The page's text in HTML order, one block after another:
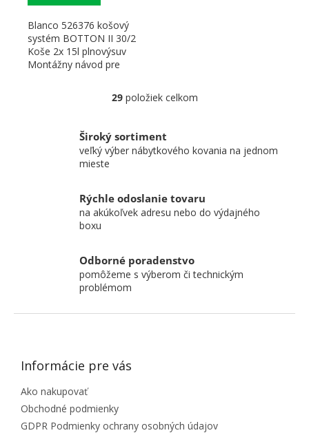
Blanco 526376 košový
systém BOTTON II 30/2
Koše 2x 15l plnovýsuv
Montážny návod pre
Ovládacie prvky výpisu
29položiek celkom
Široký sortiment
veľký výber nábytkového kovania na jednom
mieste
Rýchle odoslanie tovaru
na akúkoľvek adresu nebo do výdajného
boxu
Odborné poradenstvo
pomôžeme s výberom či technickým
problémom
ZÁPÄTIE
Informácie pre vás
Ako nakupovať
Obchodné podmienky
GDPR Podmienky ochrany osobných údajov